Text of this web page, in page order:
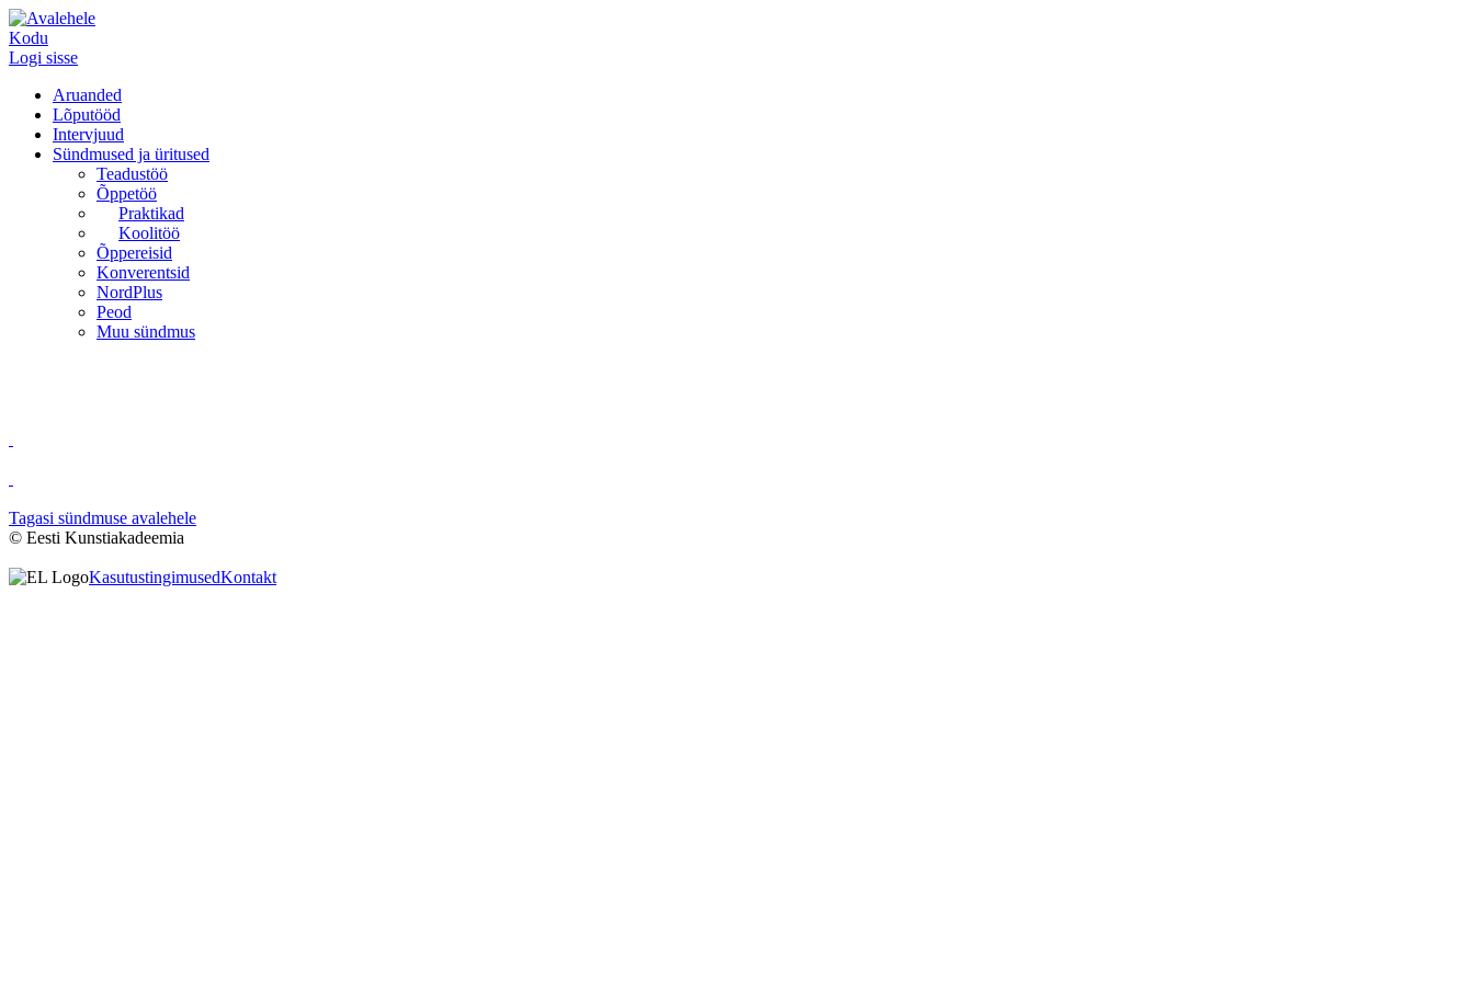
Kodu
Logi sisse
Aruanded
Lõputööd
Intervjuud
Sündmused ja üritused
Teadustöö
Õppetöö
Praktikad
Koolitöö
Õppereisid
Konverentsid
NordPlus
Peod
Muu sündmus
Tagasi sündmuse avalehele
© Eesti Kunstiakadeemia
KasutustingimusedKontakt